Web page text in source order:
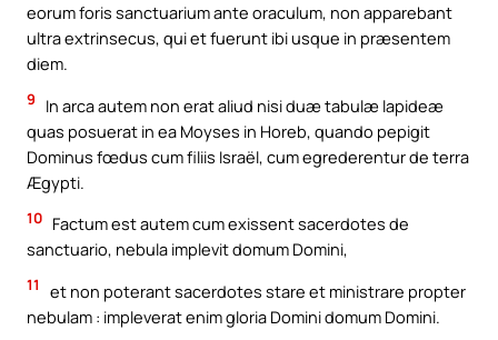
eorum foris sanctuarium ante oraculum, non apparebant
ultra extrinsecus, qui et fuerunt ibi usque in præsentem
diem.
9
In arca autem non erat aliud nisi duæ tabulæ lapideæ
quas posuerat in ea Moyses in Horeb, quando pepigit
Dominus fœdus cum filiis Israël, cum egrederentur de terra
Ægypti.
10 Factum est autem cum exissent sacerdotes de
sanctuario, nebula implevit domum Domini,
11
et non poterant sacerdotes stare et ministrare propter
nebulam : impleverat enim gloria Domini domum Domini.